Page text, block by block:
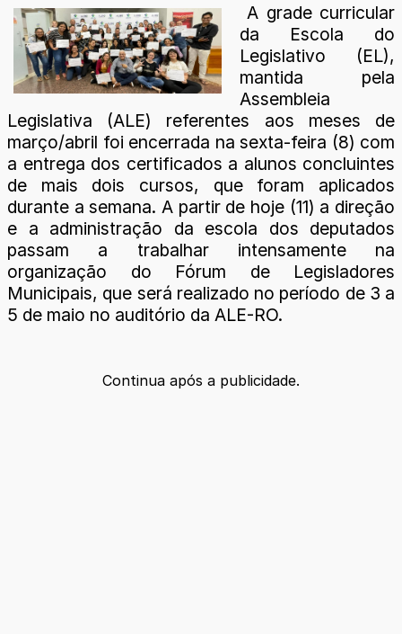
A grade curricular
da Escola do
Legislativo (EL),
mantida pela
Assembleia
Legislativa (ALE) referentes aos meses de
março/abril foi encerrada na sexta-feira (8) com
a entrega dos certificados a alunos concluintes
de mais dois cursos, que foram aplicados
durante a semana. A partir de hoje (11) a direção
e a administração da escola dos deputados
passam a trabalhar intensamente na
organização do Fórum de Legisladores
Municipais, que será realizado no período de 3 a
5 de maio no auditório da ALE-RO.
Continua após a publicidade.